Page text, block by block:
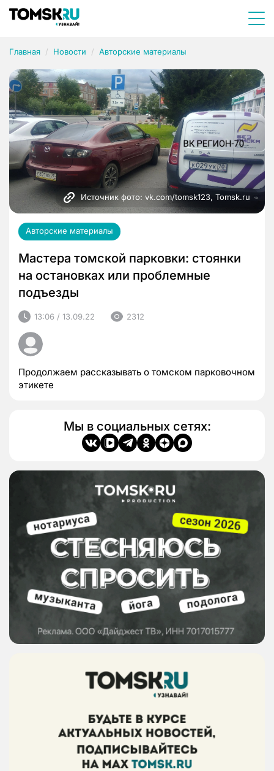
Главная Новости Авторские материалы
Источник фото: vk.com/tomsk123, Tomsk.ru
Авторские материалы
Мастера томской парковки: стоянки
на остановках или проблемные
подъезды
13:06 / 13.09.22 2312
Продолжаем рассказывать о томском парковочном
этикете
Мы в социальных сетях: